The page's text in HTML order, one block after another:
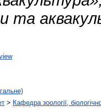
та
> Кафедра зоології,